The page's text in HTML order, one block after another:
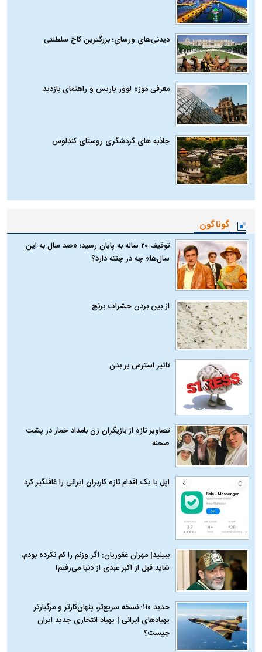
دیدنی‌های ورسای؛ بزرگترین کاخ سلطنتی
معرفی موزه لوور پاریس و راهنمای بازدید
جاذبه های گردشگری روستای کندلوس
گوناگون
توقیف ۲۰ ساله به پایان رسید؛ «صد سال به این
سال‌ها» چه در چنته دارد؟
از بین بردن حشرات برنج
تاثیر استرس بر بدن
تصاویر تازه از بازیگران زن بامداد خمار در پشت
صحنه
اپل با یک اقدام تازه کاربران ایرانی را غافلگیر کرد
ببینید| مهران غفوریان: اگر وزنم را کم نکرده بودم،
شاید قبل از اکبر عبدی از دنیا می‌رفتم!
حدید ۱۱۰؛ نسخه سریع‌تر، پنهان‌کارتر و مرگبارتر
پهپادهای ایرانی | پهپاد انتحاری جدید ایران
چیست؟